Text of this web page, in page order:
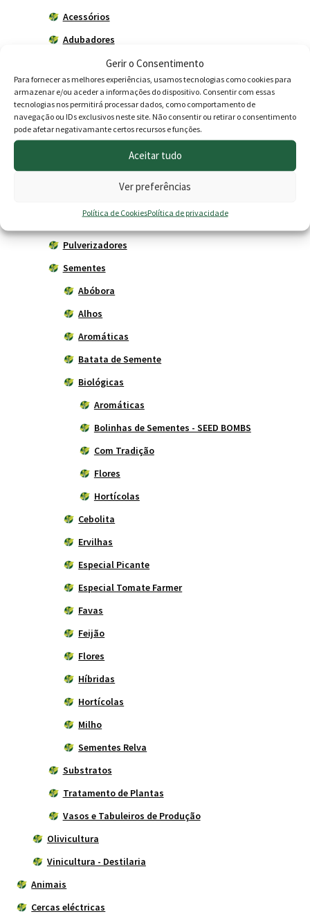
Gerir o Consentimento
Para fornecer as melhores experiências, usamos tecnologias como cookies para
armazenar e/ou aceder a informações do dispositivo. Consentir com essas
tecnologias nos permitirá processar dados, como comportamento de
navegação ou IDs exclusivos neste site. Não consentir ou retirar o consentimento
pode afetar negativamante certos recursos e funções.
Aceitar tudo
Ver preferências
Política de CookiesPolítica de privacidade
Acessórios
Adubadores
Carros de mão
Ferramentas Agrícolas
Herbicidas
Pulverizadores
Sementes
Abóbora
Alhos
Aromáticas
Batata de Semente
Biológicas
Aromáticas
Bolinhas de Sementes - SEED BOMBS
Com Tradição
Flores
Hortícolas
Cebolita
Ervilhas
Especial Picante
Especial Tomate Farmer
Favas
Feijão
Flores
Híbridas
Hortícolas
Milho
Sementes Relva
Substratos
Tratamento de Plantas
Vasos e Tabuleiros de Produção
Olivicultura
Vinicultura - Destilaria
Animais
Cercas eléctricas